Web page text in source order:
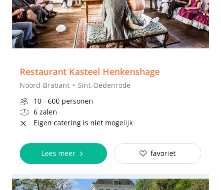
Restaurant Kasteel Henkenshage
Noord-Brabant
Sint-Oedenrode
10 - 600 personen
6 zalen
Eigen catering is niet mogelijk
Lees meer favoriet